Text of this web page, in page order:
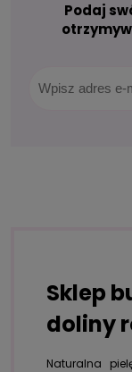
Podaj
Sklep
doliny
Naturalna